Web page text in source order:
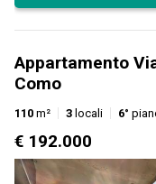
Appartamento
Como
110 m² 3 locali 6°
€ 192.000